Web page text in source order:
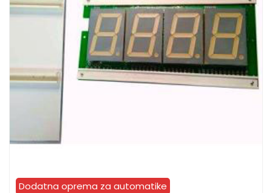
Dodatna oprema za automatike